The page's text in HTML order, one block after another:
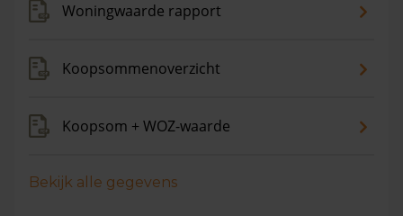
Woningwaarde rapport
Koopsommenoverzicht
Koopsom + WOZ-waarde
Bekijk alle gegevens